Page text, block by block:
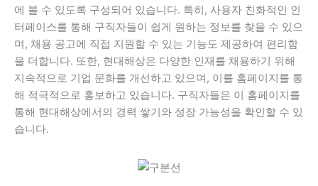
에 볼 수 있도록 구성되어 있습니다. 특히, 사용자 친화적인 인
터페이스를 통해 구직자들이 쉽게 원하는 정보를 찾을 수 있으
며, 채용 공고에 직접 지원할 수 있는 기능도 제공하여 편리함
을 더합니다. 또한, 현대해상은 다양한 인재를 채용하기 위해
지속적으로 기업 문화를 개선하고 있으며, 이를 홈페이지를 통
해 적극적으로 홍보하고 있습니다. 구직자들은 이 홈페이지를
통해 현대해상에서의 경력 쌓기와 성장 가능성을 확인할 수 있
습니다.